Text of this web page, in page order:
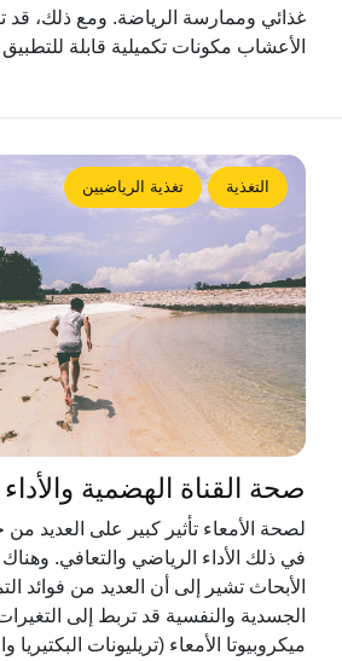
غذائي وممارسة الرياضة. ومع ذلك، قد
الأعشاب مكونات تكميلية قابلة
التغذية تغذية الرياضيين
صحة القناة الهضمية
لصحة الأمعاء تأثير كبير على العديد
في ذلك الأداء الرياضي والتعافي.
الأبحاث تشير إلى أن العديد من فوائد
الجسدية والنفسية قد تربط إلى
ميكروبيوتا الأمعاء (تريليونات